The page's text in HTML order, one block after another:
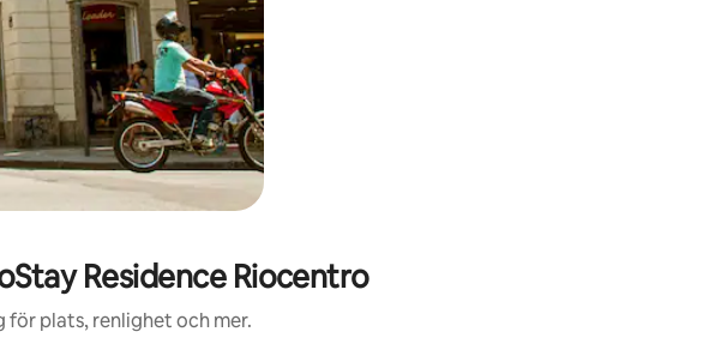
Residence Riocentro
för plats, renlighet och mer.